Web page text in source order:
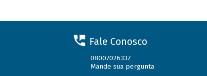
Fale Conosco
08007026337
Mande sua pergunta